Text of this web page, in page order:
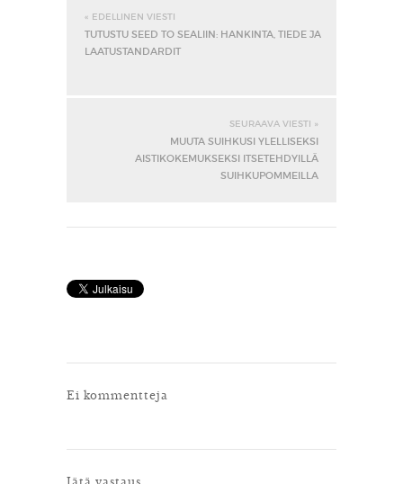
« EDELLINEN VIESTI
TUTUSTU SEED TO SEALIIN: HANKINTA, TIEDE JA
LAATUSTANDARDIT
SEURAAVA VIESTI »
MUUTA SUIHKUSI YLELLISEKSI
AISTIKOKEMUKSEKSI ITSETEHDYILLÄ
SUIHKUPOMMEILLA
Ei kommentteja